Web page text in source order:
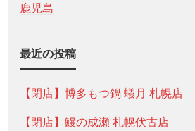
鹿児島
最近の投稿
【閉店】博多もつ鍋 蟻月 札幌店
【閉店】鰻の成瀬 札幌伏古店